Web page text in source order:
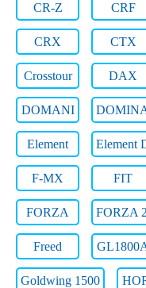
CR-Z CRF
CRX CTX
Crosstour DAX
DOMANI
Element Element
F-MX FIT
FORZA FORZA
Freed
Goldwing 1500